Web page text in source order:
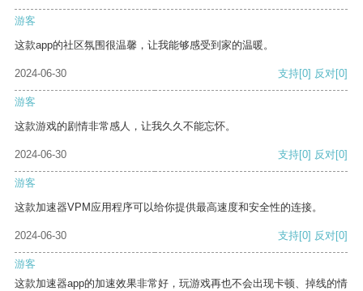
游客
这款app的社区氛围很温馨，让我能够感受到家的温暖。
2024-06-30 支持[0] 反对[0]
游客
这款游戏的剧情非常感人，让我久久不能忘怀。
2024-06-30 支持[0] 反对[0]
游客
这款加速器VPM应用程序可以给你提供最高速度和安全性的连接。
2024-06-30 支持[0] 反对[0]
游客
这款加速器app的加速效果非常好，玩游戏再也不会出现卡顿、掉线的情